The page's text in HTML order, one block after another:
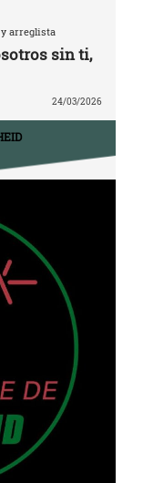
arreglista
sin ti,
24/03/2026